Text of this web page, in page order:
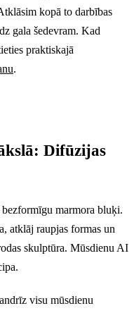
kopā to darbības
gala šedevram. Kad
praktiskajā
.
Difūzijas
marmora bluķi.
atklāj raupjas formas un
skulptūra. Mūsdienu AI
visu mūsdienu